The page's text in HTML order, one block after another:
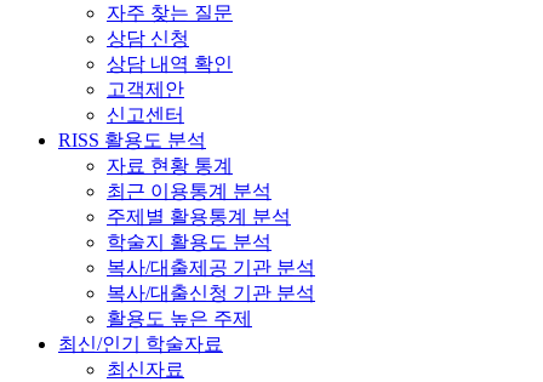
자주 찾는 질문
상담 신청
상담 내역 확인
고객제안
신고센터
RISS 활용도 분석
자료 현황 통계
최근 이용통계 분석
주제별 활용통계 분석
학술지 활용도 분석
복사/대출제공 기관 분석
복사/대출신청 기관 분석
활용도 높은 주제
최신/인기 학술자료
최신자료